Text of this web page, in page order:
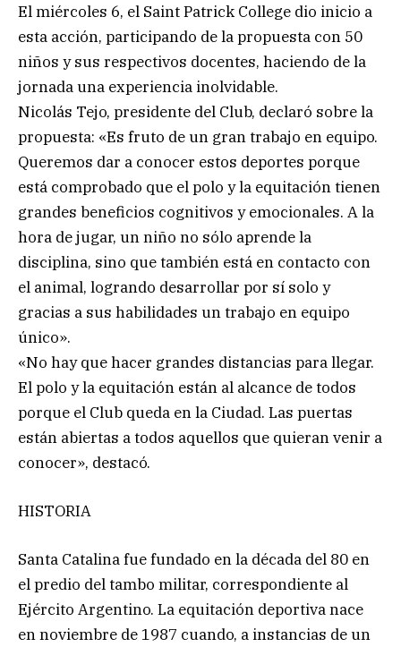
El miércoles 6, el Saint Patrick College dio inicio a
esta acción, participando de la propuesta con 50
niños y sus respectivos docentes, haciendo de la
jornada una experiencia inolvidable.
Nicolás Tejo, presidente del Club, declaró sobre la
propuesta: «Es fruto de un gran trabajo en equipo.
Queremos dar a conocer estos deportes porque
está comprobado que el polo y la equitación tienen
grandes beneficios cognitivos y emocionales. A la
hora de jugar, un niño no sólo aprende la
disciplina, sino que también está en contacto con
el animal, logrando desarrollar por sí solo y
gracias a sus habilidades un trabajo en equipo
único».
«No hay que hacer grandes distancias para llegar.
El polo y la equitación están al alcance de todos
porque el Club queda en la Ciudad. Las puertas
están abiertas a todos aquellos que quieran venir a
conocer», destacó.
HISTORIA
Santa Catalina fue fundado en la década del 80 en
el predio del tambo militar, correspondiente al
Ejército Argentino. La equitación deportiva nace
en noviembre de 1987 cuando, a instancias de un